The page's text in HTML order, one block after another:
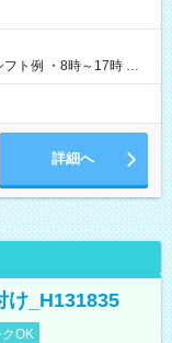
ト例 ・8時～17時 ・
詳細へ
け_H131835
OK